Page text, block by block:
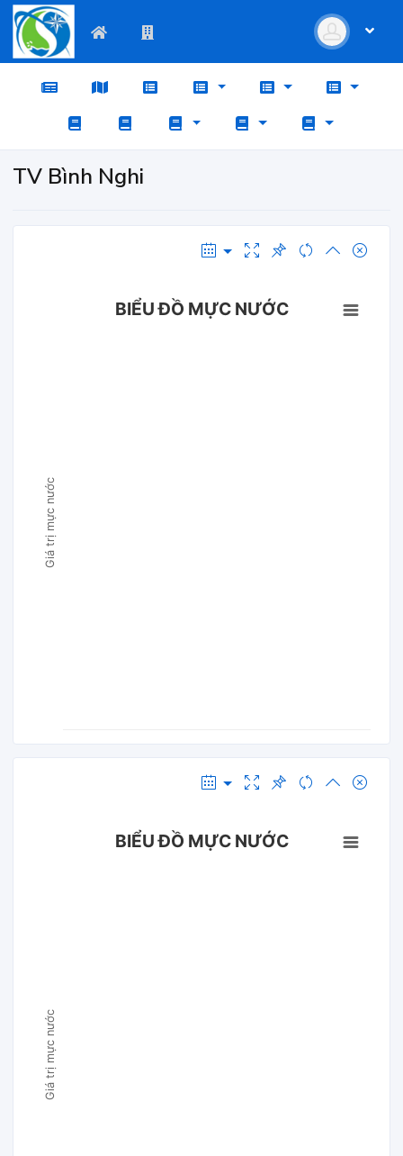
TV Bình Nghi
Giá trị mực nước
BIỂU ĐỒ MỰC NƯỚC
Giá trị mực nước
BIỂU ĐỒ MỰC NƯỚC